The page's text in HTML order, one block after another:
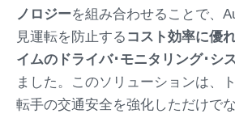
ノロジーを組み合わせることで、
見運転を防止する コスト効率に優
イムのドライバ･モニタリング･シ
ました。このソリューションは、
転手の交通安全を強化しただけでな